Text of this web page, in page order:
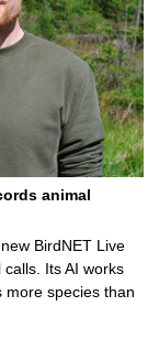
animal
BirdNET Live
Its AI works
more species than